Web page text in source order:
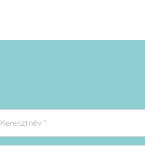
Keresztnév *